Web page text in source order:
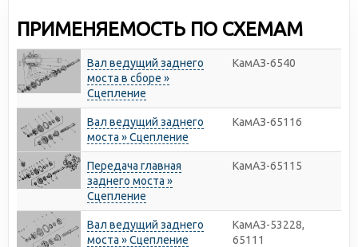
ПРИМЕНЯЕМОСТЬ ПО СХЕМАМ
Вал ведущий заднего
моста в сборе »
Сцепление
КамАЗ-6540
Вал ведущий заднего
моста » Сцепление
КамАЗ-65116
Передача главная
заднего моста »
Сцепление
КамАЗ-65115
Вал ведущий заднего
моста » Сцепление
КамАЗ-53228,
65111